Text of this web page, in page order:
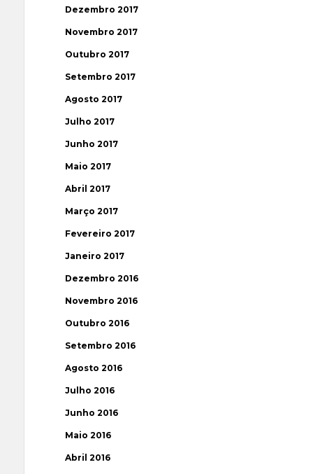
Dezembro 2017
Novembro 2017
Outubro 2017
Setembro 2017
Agosto 2017
Julho 2017
Junho 2017
Maio 2017
Abril 2017
Março 2017
Fevereiro 2017
Janeiro 2017
Dezembro 2016
Novembro 2016
Outubro 2016
Setembro 2016
Agosto 2016
Julho 2016
Junho 2016
Maio 2016
Abril 2016